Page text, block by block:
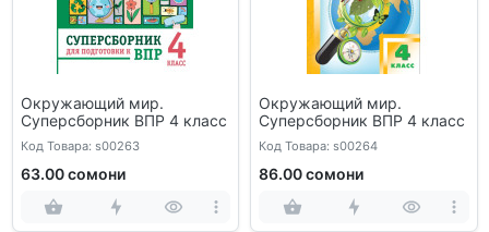
Окружающий мир.
Суперсборник ВПР 4 класс
Код Товара: s00263
63.00 сомони
Окружающий мир.
Суперсборник ВПР 4 класс
Код Товара: s00264
86.00 сомони